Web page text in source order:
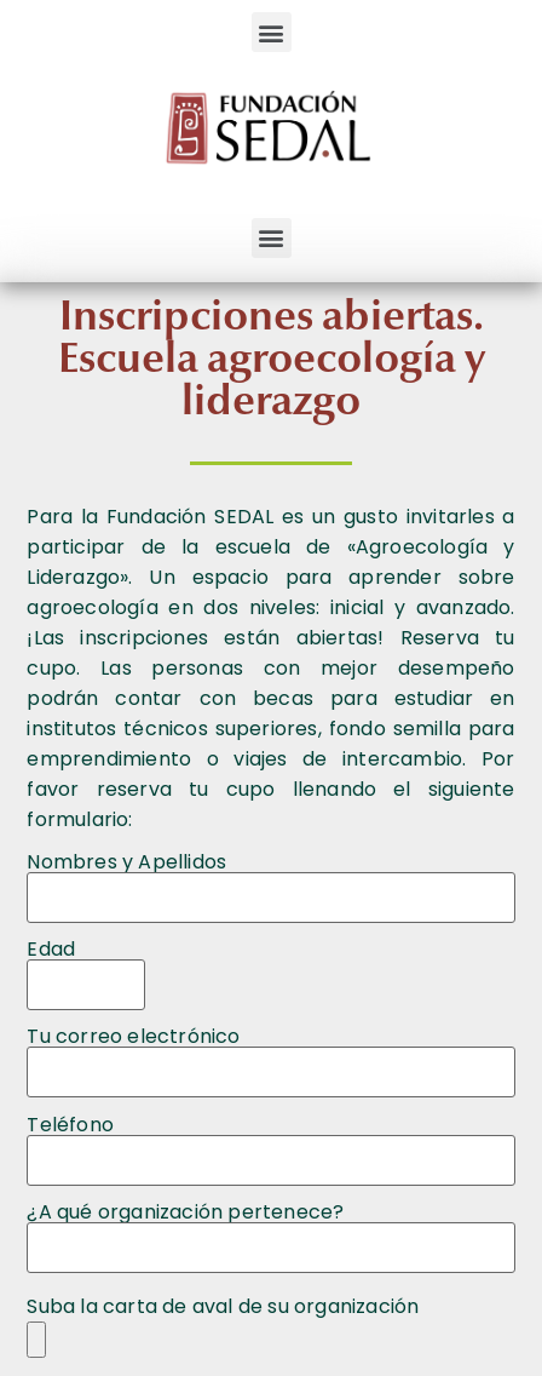
Inscripciones abiertas.
Escuela agroecología y
liderazgo
Para la Fundación SEDAL es un gusto invitarles a
participar de la escuela de «Agroecología y
Liderazgo». Un espacio para aprender sobre
agroecología en dos niveles: inicial y avanzado.
¡Las inscripciones están abiertas! Reserva tu
cupo. Las personas con mejor desempeño
podrán contar con becas para estudiar en
institutos técnicos superiores, fondo semilla para
emprendimiento o viajes de intercambio. Por
favor reserva tu cupo llenando el siguiente
formulario:
Nombres y Apellidos
Edad
Tu correo electrónico
Teléfono
¿A qué organización pertenece?
Suba la carta de aval de su organización